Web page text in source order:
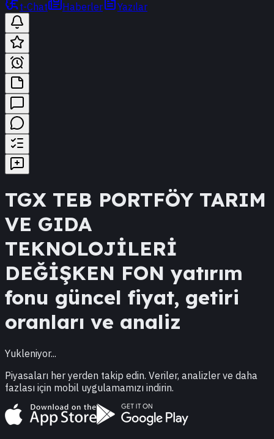
t-Chat Haberler Yazılar
TGX TEB PORTFÖY TARIM
VE GIDA
TEKNOLOJİLERİ
DEĞİŞKEN FON yatırım
fonu güncel fiyat, getiri
oranları ve analiz
Yukleniyor...
Piyasaları her yerden takip edin. Veriler, analizler ve daha
fazlası için mobil uygulamamızı indirin.